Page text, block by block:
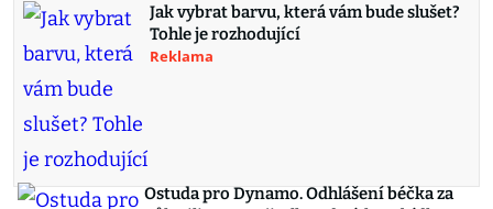
Jak vybrat barvu, která vám bude slušet?
Tohle je rozhodující
Reklama
Ostuda pro Dynamo. Odhlášení béčka za